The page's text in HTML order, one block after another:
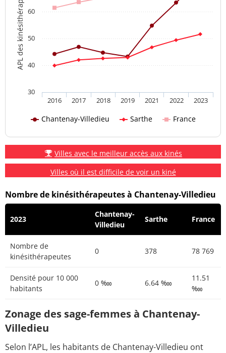
APL des kinésithérapeutes
Chantenay-Villedieu Sarthe France
2016 2017 2018 2019 2021 2022 2023
30
40
50
60
Villes avec le meilleur accès aux kinés
Villes où il est difficile de voir un kiné
Nombre de kinésithérapeutes à Chantenay-Villedieu
2023
Chantenay-
Villedieu
Sarthe France
Nombre de
kinésithérapeutes
0 378 78 769
Densité pour 10 000
habitants
0 ‱ 6.64 ‱
11.51
‱
Zonage des sage-femmes à Chantenay-
Villedieu
Selon l’APL, les habitants de Chantenay-Villedieu ont